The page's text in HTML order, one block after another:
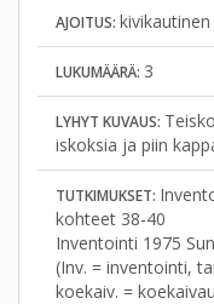
AJOITUS: kivikautinen
LUKUMÄÄRÄ: 3
LYHYT KUVAUS:
iskoksia ja piin
TUTKIMUKSET:
kohteet 38-40
Inventointi 1975
(Inv. = inventointi,
koekaiv. =